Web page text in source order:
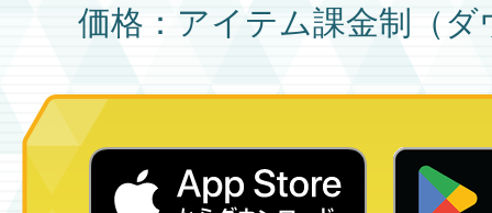
価格：アイテム課金制（ダ